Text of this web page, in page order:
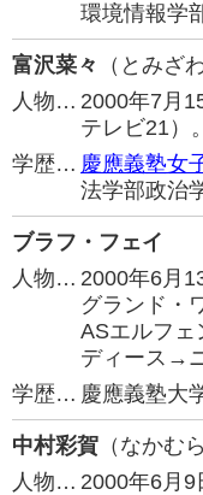
環境情報学
富沢菜々
（とみざ
人物… 2000年7月
テレビ21）。
学歴… 慶應義塾女
法学部政治
ブラフ・フェイ
人物… 2000年6月
グランド・
ASエルフ
ディース→
学歴… 慶應義塾大
中村彩賀 （なかむ
人物… 2000年6月9